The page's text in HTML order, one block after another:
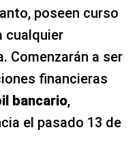
poseen curso
cualquier
Comenzarán a ser
financieras
bancario,
el pasado 13 de